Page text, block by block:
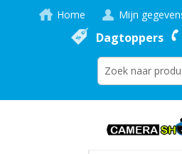
Home Mijn
Dagtoppers